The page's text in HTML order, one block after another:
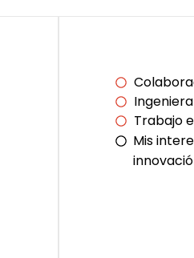
Ingeniera
Trabajo
Mis